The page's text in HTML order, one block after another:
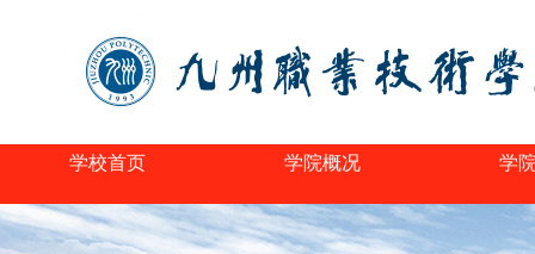
学校首页 学院概况 学